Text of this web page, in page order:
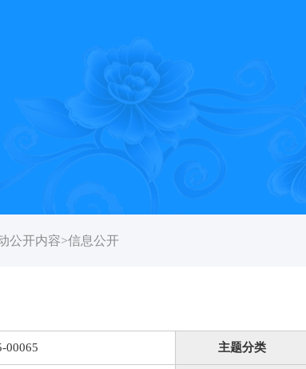
公开内容>信息公开
00065 主题分类